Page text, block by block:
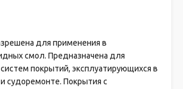
для применения в
смол. Предназначена для
покрытий, эксплуатирующихся в
судоремонте. Покрытия с